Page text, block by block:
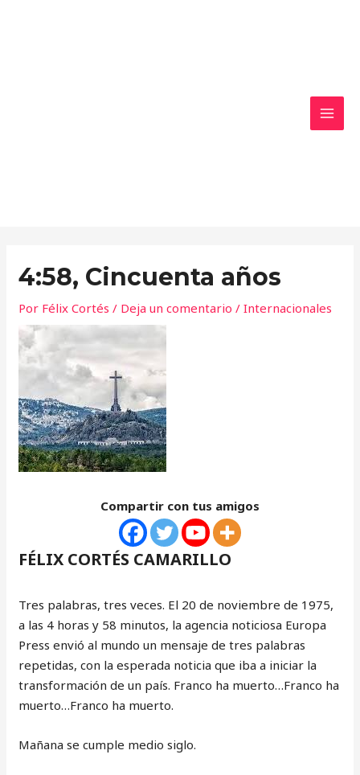
4:58, Cincuenta años
Por Félix Cortés/ Deja un comentario /Internacionales
Compartir con tus amigos
FÉLIX CORTÉS CAMARILLO
Tres palabras, tres veces. El 20 de noviembre de 1975,
a las 4 horas y 58 minutos, la agencia noticiosa Europa
Press envió al mundo un mensaje de tres palabras
repetidas, con la esperada noticia que iba a iniciar la
transformación de un país. Franco ha muerto…Franco ha
muerto…Franco ha muerto.
Mañana se cumple medio siglo.